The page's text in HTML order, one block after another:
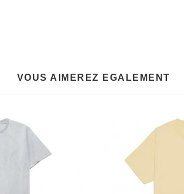
VOUS AIMEREZ EGALEMENT